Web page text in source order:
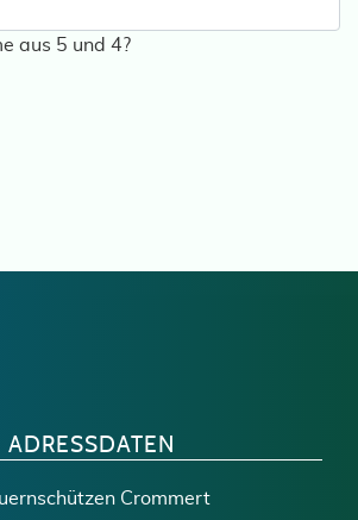
aus 5 und 4?
ADRESSDATEN
Crommert